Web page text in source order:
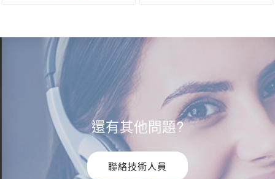
還有其他問題?
聯絡技術人員